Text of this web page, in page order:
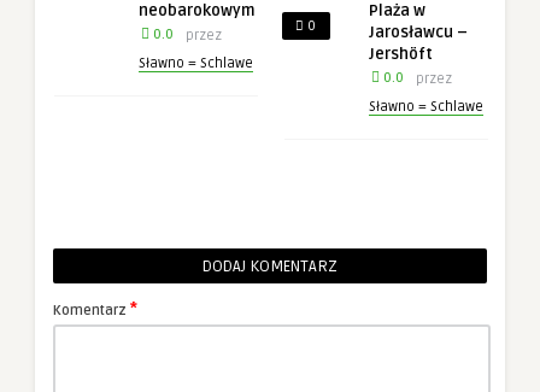
neobarokowym
0.0
przez
Sławno = Schlawe
0
Plaża w
Jarosławcu –
Jershöft
0.0
przez
Sławno = Schlawe
DODAJ KOMENTARZ
Komentarz *